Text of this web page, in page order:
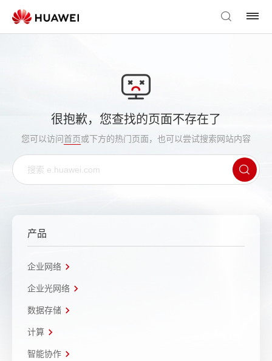
很抱歉，您查找的页面不存在了
您可以访问首页或下方的热门页面，也可以尝试搜索网站内容
产品
企业网络
企业光网络
数据存储
计算
智能协作